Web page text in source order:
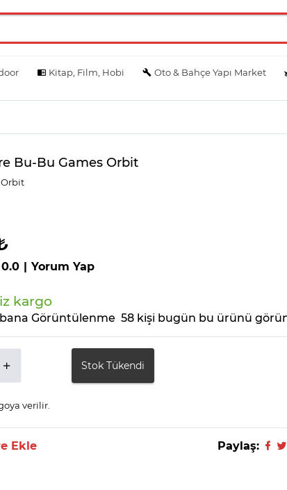
Kitap, Film, Hobi Oto & Bahçe Yapı Market
Bu-Bu Games Orbit
Orbi̇t
0.0 | Yorum Yap
kargo
58 kişi bugün bu ürünü
Stok Tükendi
verilir.
Ekle Paylaş: